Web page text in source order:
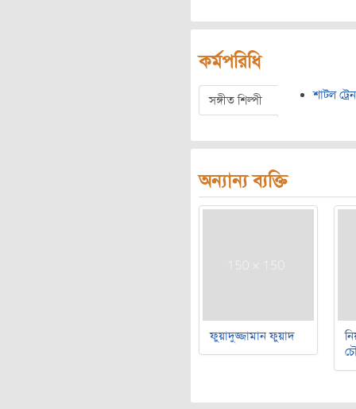
কর্মপরিধি
সঙ্গীত শিল্পী শাটল ট্রেন
অন্যান্য ব্যক্তি
ফুয়াদুজ্জামান ফুয়াদ